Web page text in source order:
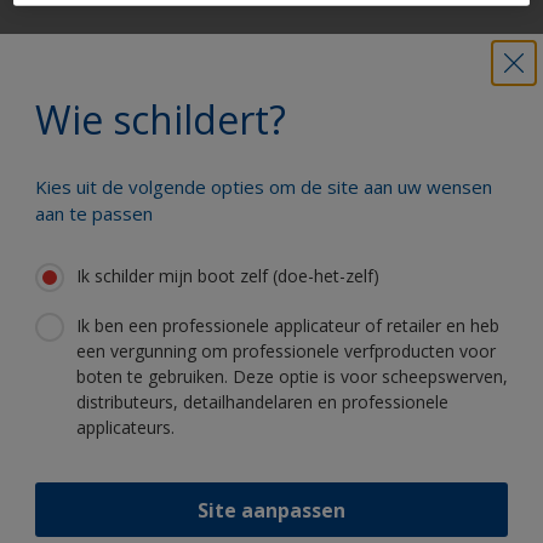
Wie schildert?
Kies uit de volgende opties om de site aan uw wensen
aan te passen
Ik schilder mijn boot zelf (doe-het-zelf)
Ik ben een professionele applicateur of retailer en heb
een vergunning om professionele verfproducten voor
boten te gebruiken. Deze optie is voor scheepswerven,
distributeurs, detailhandelaren en professionele
applicateurs.
Site aanpassen
Profiteer van onze non-stop innovatie
Volg International: